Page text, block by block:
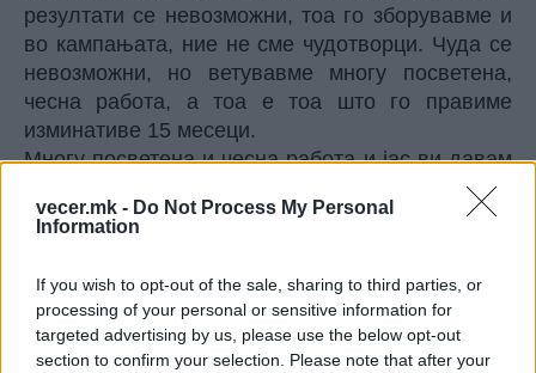
vecer.mk - Do Not Process My Personal
Information
If you wish to opt-out of the sale, sharing to third parties, or
processing of your personal or sensitive information for
targeted advertising by us, please use the below opt-out
section to confirm your selection. Please note that after your
резултати се невозможни, тоа го зборувавме и
во кампањата, ние не сме чудотворци. Чуда се
невозможни, но ветувавме многу посветена,
чесна работа, а тоа е тоа што го правиме
изминативе 15 месеци.
Многу посветена и чесна работа и јас ви давам
збор дека така ќе продолжиме, да се бориме
секој ден да се бориме за секој еден нов проект,
човечка судбина да и помогнеме и да
направиме животот да и биде подостоинствен.
Почитувани присутни,
Ова е нашата визија, Македонија на дела, а не